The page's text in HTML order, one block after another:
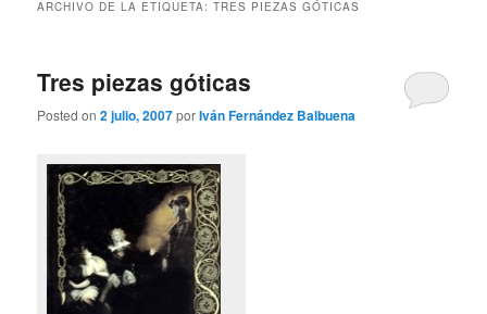
ARCHIVO DE LA ETIQUETA:TRES PIEZAS GÓTICAS
Tres piezas góticas
Posted on2 julio, 2007porIván Fernández Balbuena